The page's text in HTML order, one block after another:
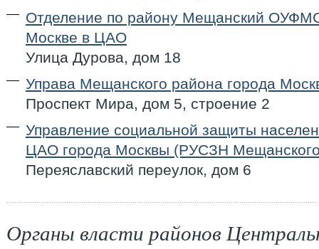
Отделение по району Мещанский
Москве в ЦАО
Улица Дурова, дом 18
Управа Мещанского района города
Проспект Мира, дом 5, строение 2
Управление социальной защиты
ЦАО города Москвы (РУСЗН
Переяславский переулок, дом 6
Органы власти районов